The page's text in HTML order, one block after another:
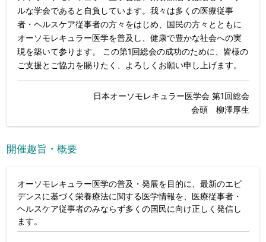
ルな学会であると自負しています。我々は多くの医療従事
者・ヘルスケア従事者の方々をはじめ、国民の方々とともに
オーソモレキュラー医学を普及し、健康で豊かな社会への実
現を築いて参ります。 この第1回総会の成功のために、皆様の
ご支援とご協力を賜りたく、よろしくお願い申し上げます。
日本オーソモレキュラー医学会 第1回総会
会頭 柳澤厚生
開催趣旨・概要
オーソモレキュラー医学の普及・発展を目的に、最新のエビ
デンスに基づく栄養療法に関する医学情報を、医療従事者・
ヘルスケア従事者のみならず多くの国民に向け正しく発信し
ます。